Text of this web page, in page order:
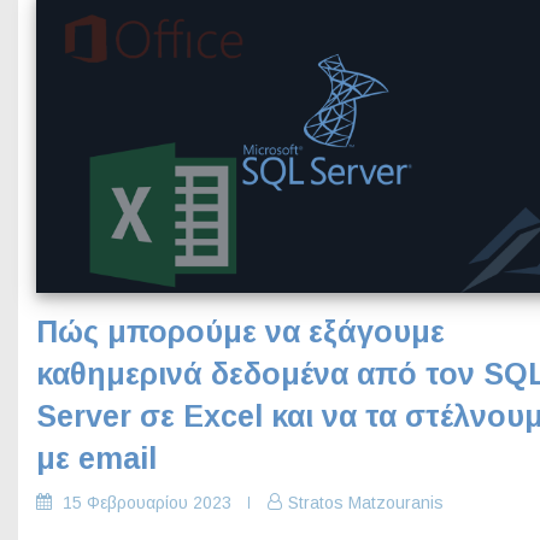
Πώς μπορούμε να εξάγουμε
καθημερινά δεδομένα από τον
Server σε Excel και να τα
με email
15 Φεβρουαρίου 2023 Stratos Matzouranis